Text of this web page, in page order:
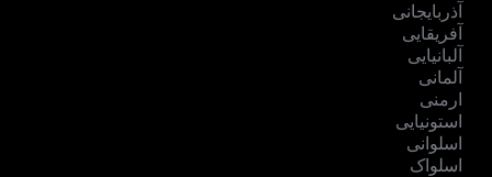
آذربایجانی
آفریقایی
آلبانیایی
آلمانی
ارمنی
استونیایی
اسلوانی
اسلواک